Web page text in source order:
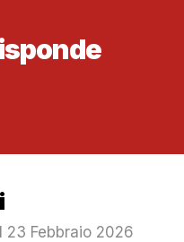
23 Febbraio 2026